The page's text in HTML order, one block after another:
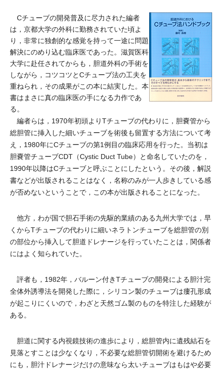
Cチューブの開発普及に尽力された編者
は，京都大学の外科に勤務されていた頃よ
り，非常に独創的な感覚を持って一途に問題
解決にのめり込む臨床医であった。滋賀医科
大学に赴任されてからも，胆道外科の手術を
しながら，コツコツとCチューブ法の工夫を
重ねられ，その成果がこの本に結実した。本
書はまさに真の臨床医の手になる力作であ
る。
編者らは，1970年初頭よりTチューブの代わりに，胆嚢管から
総胆管に挿入した細いチューブを術後も留置する方法について考
え，1980年にCチューブの第1例目の臨床応用を行った。当初は
胆嚢管チューブCDT（Cystic Duct Tube）と命名していたのを，
1990年以降はCチューブと呼ぶことにしたという。その後，解説
書などが出版されることはなく，名称のみが一人歩きしている感
が否めないということで，この本が出版されることになった。
他方，わが国で胆石手術の先駆的業績のある九州大学では，早
くからTチューブの代わりに細いネラトンチューブを総胆管の別
の部位から挿入して胆道ドレナージを行っていたことは，関係者
にはよく知られていた。
評者も，1982年，バルーン付きTチューブの開発による胆汁完
全体外誘導法を開発した際に，シリコン製のチューブは瘻孔形成
が起こりにくいので，わざと天然ゴム製のものを特注した経験が
ある。
胆道に関する内視鏡技術の進歩により，総胆管内に遺残結石を
見落とすことは少なくなり，不必要な総胆管切開術を避けるため
にも，胆汁ドレナージだけの意味なら太いチューブはもはや必要